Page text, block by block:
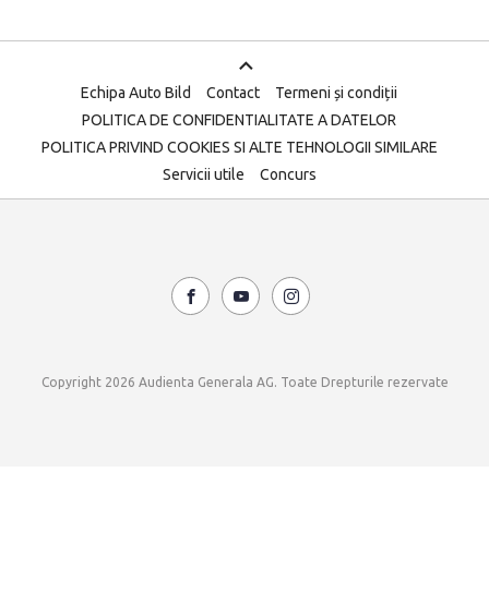
Echipa Auto Bild Contact
Termeni și condiții
POLITICA DE CONFIDENTIALITATE A DATELOR
POLITICA PRIVIND COOKIES SI ALTE TEHNOLOGII SIMILARE
Servicii utile
Concurs
Copyright 2026 Audienta Generala AG. Toate Drepturile rezervate